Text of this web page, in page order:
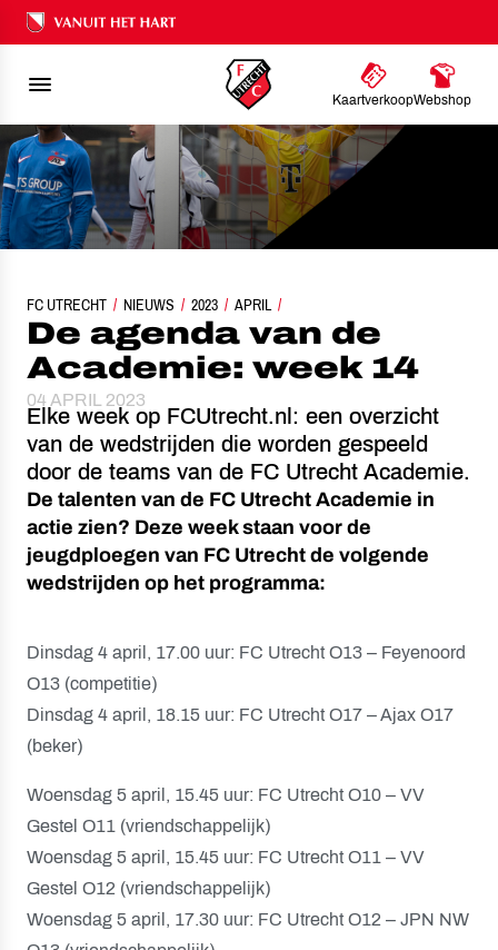
Ons nalatenschap
KaartverkoopWebshop
FC UTRECHT NIEUWS 2023 APRIL
DE AGENDA VAN DE ACADEMIE: WEEK 14
De agenda van de
Academie: week 14
04 APRIL 2023
Elke week op FCUtrecht.nl: een overzicht
van de wedstrijden die worden gespeeld
door de teams van de FC Utrecht Academie.
De talenten van de FC Utrecht Academie in
actie zien? Deze week staan voor de
jeugdploegen van FC Utrecht de volgende
wedstrijden op het programma:
Dinsdag 4 april, 17.00 uur: FC Utrecht O13 – Feyenoord
O13 (competitie)
Dinsdag 4 april, 18.15 uur: FC Utrecht O17 – Ajax O17
(beker)
Woensdag 5 april, 15.45 uur: FC Utrecht O10 – VV
Gestel O11 (vriendschappelijk)
Woensdag 5 april, 15.45 uur: FC Utrecht O11 – VV
Gestel O12 (vriendschappelijk)
Woensdag 5 april, 17.30 uur: FC Utrecht O12 – JPN NW